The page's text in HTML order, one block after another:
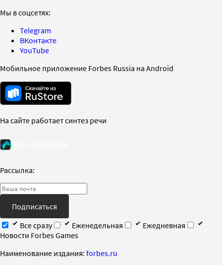
Мы в соцсетях:
Telegram
ВКонтакте
YouTube
Мобильное приложение Forbes Russia на Android
На сайте работает синтез речи
Рассылка:
Подписаться
Все сразу
Еженедельная
Ежедневная
Новости Forbes Games
Наименование издания: forbes.ru